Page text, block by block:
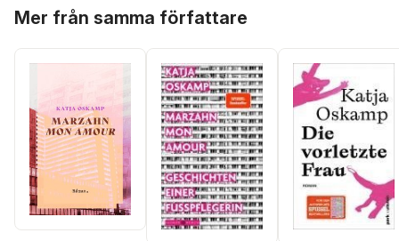
Mer från samma författare